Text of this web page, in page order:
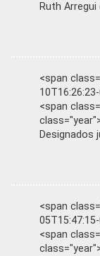
Ruth
<span
<span
Designados
<span
<span